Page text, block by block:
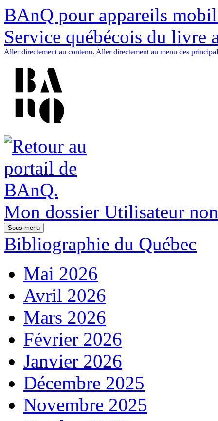
BAnQ pour appareils
Service québécois du livre
Aller directement au contenu. Aller directement au menu des
Mon dossier Utilisateur
Sous-menu
Bibliographie du Québec
Mai 2026
Avril 2026
Mars 2026
Février 2026
Janvier 2026
Décembre 2025
Novembre 2025